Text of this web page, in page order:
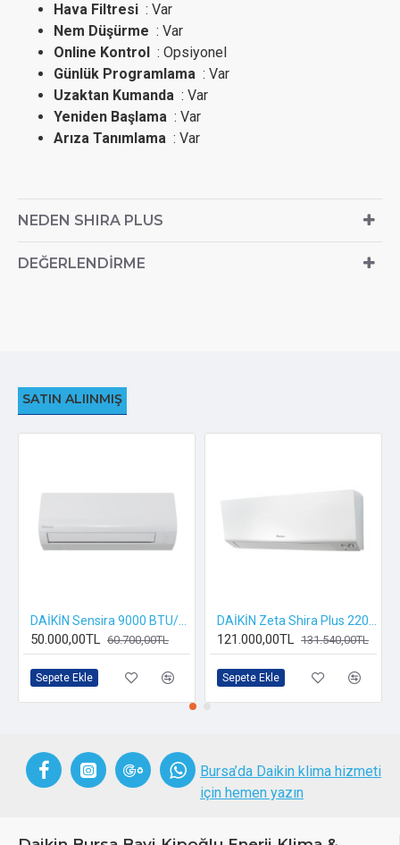
Hava Filtresi : Var
Nem Düşürme : Var
Online Kontrol : Opsiyonel
Günlük Programlama : Var
Uzaktan Kumanda : Var
Yeniden Başlama : Var
Arıza Tanımlama : Var
NEDEN SHIRA PLUS
DEĞERLENDIRME
SATIN ALIINMIŞ
50.000,00TL 60.700,00TL
Sepete Ekle
121.000,00TL 131.540,00TL
Sepete Ekle
Bursa’da Daikin klima hizmeti
için hemen yazın